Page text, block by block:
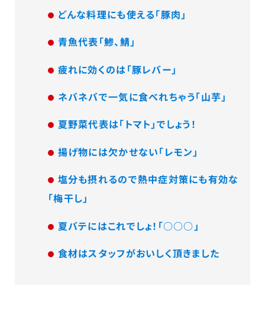
どんな料理にも使える「豚肉」
青魚代表「鯵、鯖」
疲れに効くのは「豚レバー」
ネバネバで一気に食べれちゃう「山芋」
夏野菜代表は「トマト」でしょう！
揚げ物には欠かせない「レモン」
塩分も摂れるので熱中症対策にも有効な
「梅干し」
夏バテにはこれでしょ！「○○○」
食材はスタッフがおいしく頂きました